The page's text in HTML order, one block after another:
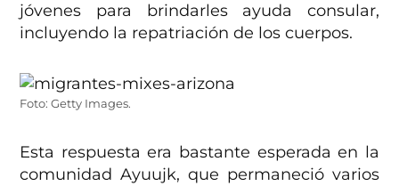
jóvenes para brindarles ayuda consular,
incluyendo la repatriación de los cuerpos.
Foto: Getty Images.
Esta respuesta era bastante esperada en la
comunidad Ayuujk, que permaneció varios